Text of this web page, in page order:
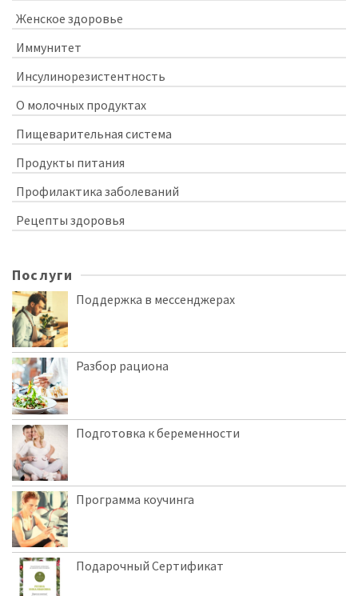
Женское здоровье
Иммунитет
Инсулинорезистентность
О молочных продуктах
Пищеварительная система
Продукты питания
Профилактика заболеваний
Рецепты здоровья
Послуги
Поддержка в мессенджерах
Разбор рациона
Подготовка к беременности
Программа коучинга
Подарочный Сертификат